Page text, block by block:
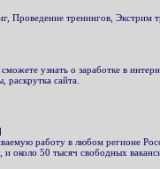
Проведение тренингов,
узнать о заработке в
сайта.
работу в любом регионе
и около 50 тысяч свободных